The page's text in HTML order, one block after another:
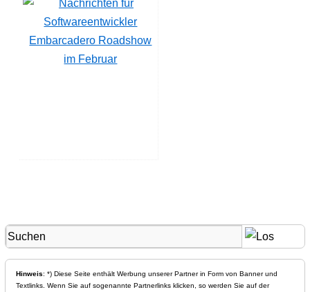
Embarcadero Roadshow
im Februar
Hinweis: *) Diese Seite enthält Werbung unserer Partner in Form von Banner und
Textlinks. Wenn Sie auf sogenannte Partnerlinks klicken, so werden Sie auf der